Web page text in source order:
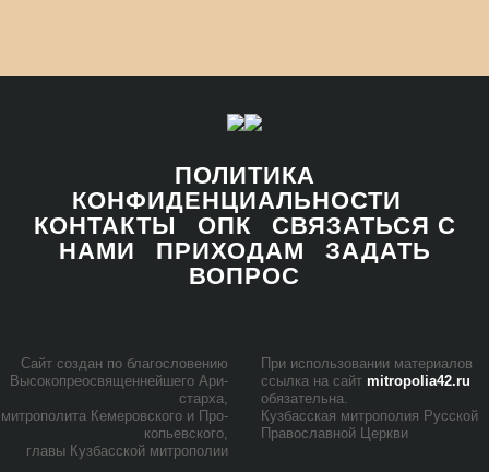
ПОЛИТИКА
КОНФИДЕНЦИАЛЬНОСТИ
КОНТАКТЫ
ОПК
СВЯЗАТЬСЯ С
НАМИ
ПРИХОДАМ
ЗАДАТЬ
ВОПРОС
Сайт со­здан по бла­го­сло­ве­нию
Вы­со­ко­прео­свя­щен­ней­ше­го Ари­
стар­ха,
мит­ро­по­ли­та Ке­ме­ров­ско­го и Про­
ко­пьев­ско­го,
гла­вы Куз­бас­ской мит­ро­по­лии
При ис­поль­зо­ва­нии ма­те­ри­а­лов
ссыл­ка на сайт mitropolia42.ru
обя­за­тель­на.
Куз­бас­ская мит­ро­по­лия Рус­ской
Пра­во­слав­ной Церк­ви